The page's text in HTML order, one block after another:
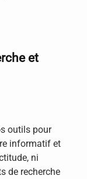
et
outils pour
informatif et
ni
de recherche